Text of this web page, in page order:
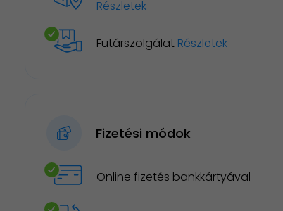
Részletek
Futárszolgálat Részletek
Fizetési módok
Online fizetés bankkártyával